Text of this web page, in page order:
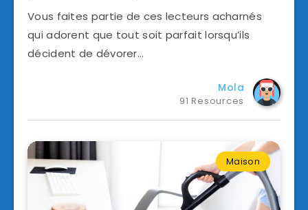
Vous faites partie de ces lecteurs acharnés
qui adorent que tout soit parfait lorsqu’ils
décident de dévorer…
Mola
91 Resources
Maison